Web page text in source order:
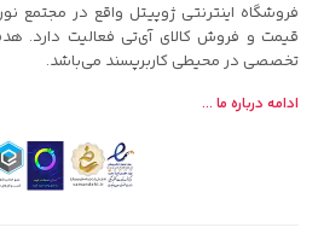
فروشگاه اینترنتی ژوپیتل واقع در مجتمع
قیمت و فروش کالای آی‌تی فعالیت دارد.
تخصصی در محیطی کاربرپسند می‌باشد.
ادامه درباره ما ...